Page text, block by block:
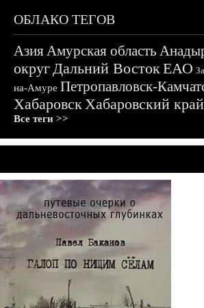
ОБЛАКО ТЕГОВ
АзияАмурская область
округДальний ВостокЕАО
на-Амуре Петропавловск-
ХабаровскХабаровский край
Все теги >>